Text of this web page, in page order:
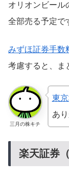
オリオンビール
全部売る予定で
みずほ証券手数
考慮すると、ま
三月の株キチ
東
あ
楽天証券